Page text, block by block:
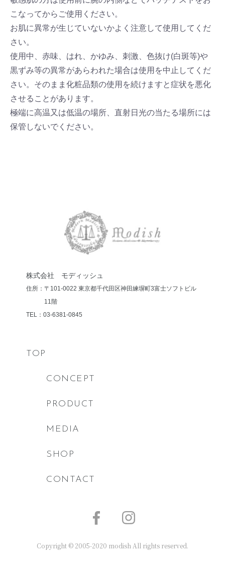
こなってからご使用ください。
お肌に異常が生じていないかよく注意して使用してくだ
さい。
使用中、赤味、はれ、かゆみ、刺激、色抜け(白斑等)や
黒ずみ等の異常があらわれた場合は使用を中止してくだ
さい。そのまま化粧品類の使用を続けますと症状を悪化
させることがあります。
極端に高温又は低温の場所、直射日光の当たる場所には
保管しないでください。
株式会社 モディッシュ
住所：〒101-0022 東京都千代田区神田練塀町3富士ソフトビル
11階
TEL：03-6381-0845
TOP
CONCEPT
PRODUCT
MEDIA
SHOP
CONTACT
Copyright © 2005-2020 modish All rights reserved.